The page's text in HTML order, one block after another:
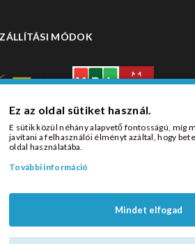
MÓDOK
Ez az oldal sütiket használ.
E sütik közül néhány alapvető fontosságú, míg
javítani a felhasználói élményt azáltal, hogy
oldal használatába.
További információ
Mindet elfogad